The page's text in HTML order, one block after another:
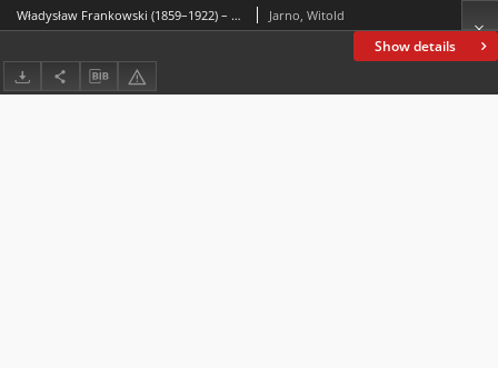
Show details
Władysław Frankowski (1859–1922) – zarys biografii generała armiirosyjskiej i Wojska Polskiego Jarno, Witold